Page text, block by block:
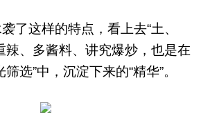
了这样的特点，看上去“土、
辣、多酱料、讲究爆炒，也是在
选”中，沉淀下来的“精华”。